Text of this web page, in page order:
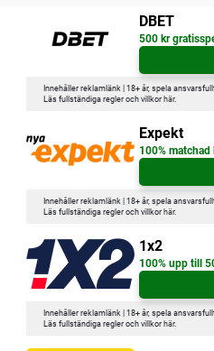
DBET
500 kr
Innehåller reklamlänk | 18+ år, spela
Läs fullständiga regler och villkor här.
Expekt
100%
Innehåller reklamlänk | 18+ år, spela
Läs fullständiga regler och villkor här.
1x2
100% upp till
Innehåller reklamlänk | 18+ år, spela
Läs fullständiga regler och villkor här.